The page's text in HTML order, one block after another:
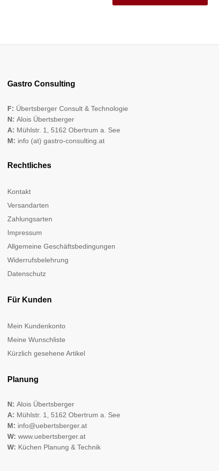
Gastro Consulting
F: Übertsberger Consult & Technologie
N: Alois Übertsberger
A: Mühlstr. 1, 5162 Obertrum a. See
M: info (at) gastro-consulting.at
Rechtliches
Kontakt
Versandarten
Zahlungsarten
Impressum
Allgemeine Geschäftsbedingungen
Widerrufsbelehrung
Datenschutz
Für Kunden
Mein Kundenkonto
Meine Wunschliste
Kürzlich gesehene Artikel
Planung
N: Alois Übertsberger
A: Mühlstr. 1, 5162 Obertrum a. See
M: info@uebertsberger.at
W: www.uebertsberger.at
W: Küchen Planung & Technik